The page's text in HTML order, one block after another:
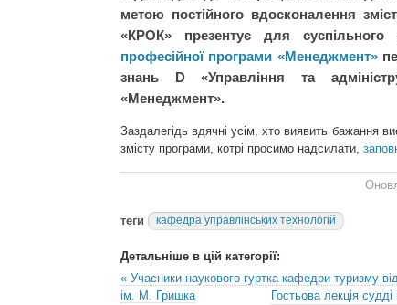
метою постійного вдосконалення
«КРОК» презентує для суспільного
професійної програми «Менеджмент»
знань D «Управління та
«Менеджмент».
Заздалегідь вдячні усім, хто виявить бажання
змісту програми, котрі просимо надсилати,
теги кафедра управлінських технологій
Детальніше в цій категорії:
« Учасники наукового гуртка кафедри туризму
ім. М. Гришка
Гостьова лекція